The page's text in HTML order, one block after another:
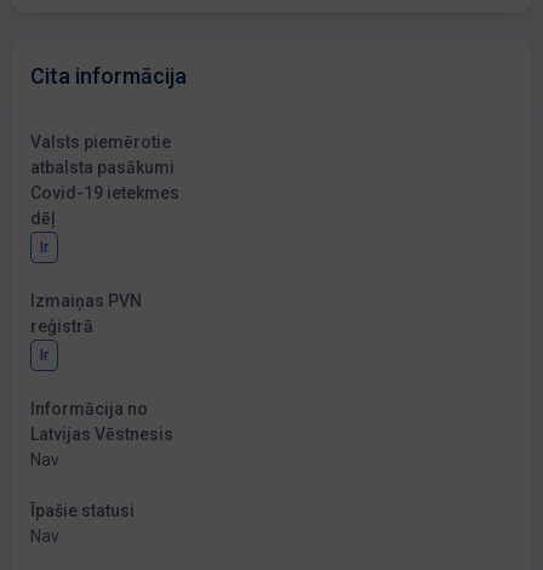
Cita informācija
Valsts piemērotie
atbalsta pasākumi
Covid-19 ietekmes
dēļ
Ir
Izmaiņas PVN
reģistrā
Ir
Informācija no
Latvijas Vēstnesis
Nav
Īpašie statusi
Nav